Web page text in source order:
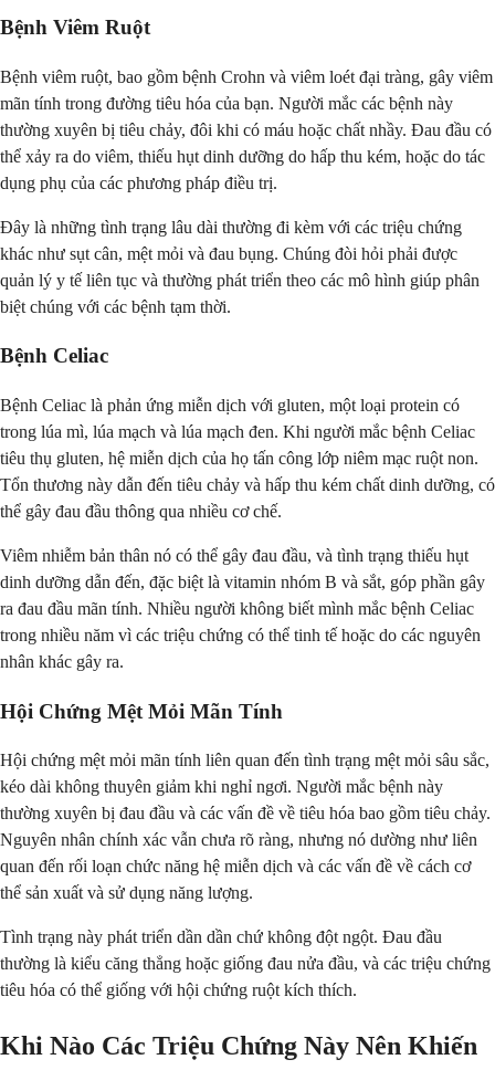
Bệnh Viêm Ruột
Bệnh viêm ruột, bao gồm bệnh Crohn và viêm loét đại tràng, gây viêm
mãn tính trong đường tiêu hóa của bạn. Người mắc các bệnh này
thường xuyên bị tiêu chảy, đôi khi có máu hoặc chất nhầy. Đau đầu có
thể xảy ra do viêm, thiếu hụt dinh dưỡng do hấp thu kém, hoặc do tác
dụng phụ của các phương pháp điều trị.
Đây là những tình trạng lâu dài thường đi kèm với các triệu chứng
khác như sụt cân, mệt mỏi và đau bụng. Chúng đòi hỏi phải được
quản lý y tế liên tục và thường phát triển theo các mô hình giúp phân
biệt chúng với các bệnh tạm thời.
Bệnh Celiac
Bệnh Celiac là phản ứng miễn dịch với gluten, một loại protein có
trong lúa mì, lúa mạch và lúa mạch đen. Khi người mắc bệnh Celiac
tiêu thụ gluten, hệ miễn dịch của họ tấn công lớp niêm mạc ruột non.
Tổn thương này dẫn đến tiêu chảy và hấp thu kém chất dinh dưỡng, có
thể gây đau đầu thông qua nhiều cơ chế.
Viêm nhiễm bản thân nó có thể gây đau đầu, và tình trạng thiếu hụt
dinh dưỡng dẫn đến, đặc biệt là vitamin nhóm B và sắt, góp phần gây
ra đau đầu mãn tính. Nhiều người không biết mình mắc bệnh Celiac
trong nhiều năm vì các triệu chứng có thể tinh tế hoặc do các nguyên
nhân khác gây ra.
Hội Chứng Mệt Mỏi Mãn Tính
Hội chứng mệt mỏi mãn tính liên quan đến tình trạng mệt mỏi sâu sắc,
kéo dài không thuyên giảm khi nghỉ ngơi. Người mắc bệnh này
thường xuyên bị đau đầu và các vấn đề về tiêu hóa bao gồm tiêu chảy.
Nguyên nhân chính xác vẫn chưa rõ ràng, nhưng nó dường như liên
quan đến rối loạn chức năng hệ miễn dịch và các vấn đề về cách cơ
thể sản xuất và sử dụng năng lượng.
Tình trạng này phát triển dần dần chứ không đột ngột. Đau đầu
thường là kiểu căng thẳng hoặc giống đau nửa đầu, và các triệu chứng
tiêu hóa có thể giống với hội chứng ruột kích thích.
Khi Nào Các Triệu Chứng Này Nên Khiến